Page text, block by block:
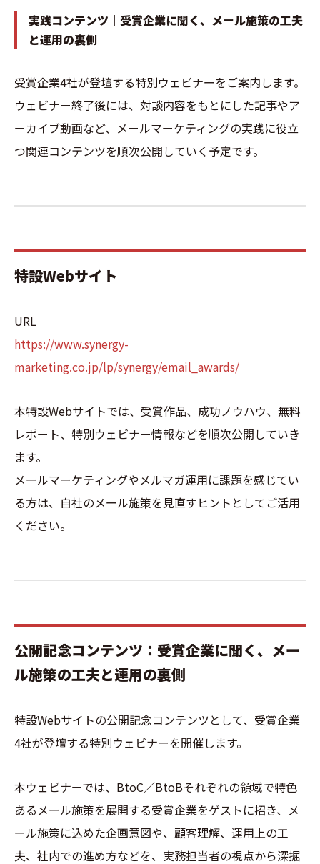
実践コンテンツ｜受賞企業に聞く、メール施策の工夫
と運用の裏側
受賞企業4社が登壇する特別ウェビナーをご案内します。
ウェビナー終了後には、対談内容をもとにした記事やア
ーカイブ動画など、メールマーケティングの実践に役立
つ関連コンテンツを順次公開していく予定です。
特設Webサイト
URL
https://www.synergy-
marketing.co.jp/lp/synergy/email_awards/
本特設Webサイトでは、受賞作品、成功ノウハウ、無料
レポート、特別ウェビナー情報などを順次公開していき
ます。
メールマーケティングやメルマガ運用に課題を感じてい
る方は、自社のメール施策を見直すヒントとしてご活用
ください。
公開記念コンテンツ：受賞企業に聞く、メー
ル施策の工夫と運用の裏側
特設Webサイトの公開記念コンテンツとして、受賞企業
4社が登壇する特別ウェビナーを開催します。
本ウェビナーでは、BtoC／BtoBそれぞれの領域で特色
あるメール施策を展開する受賞企業をゲストに招き、メ
ール施策に込めた企画意図や、顧客理解、運用上の工
夫、社内での進め方などを、実務担当者の視点から深掘